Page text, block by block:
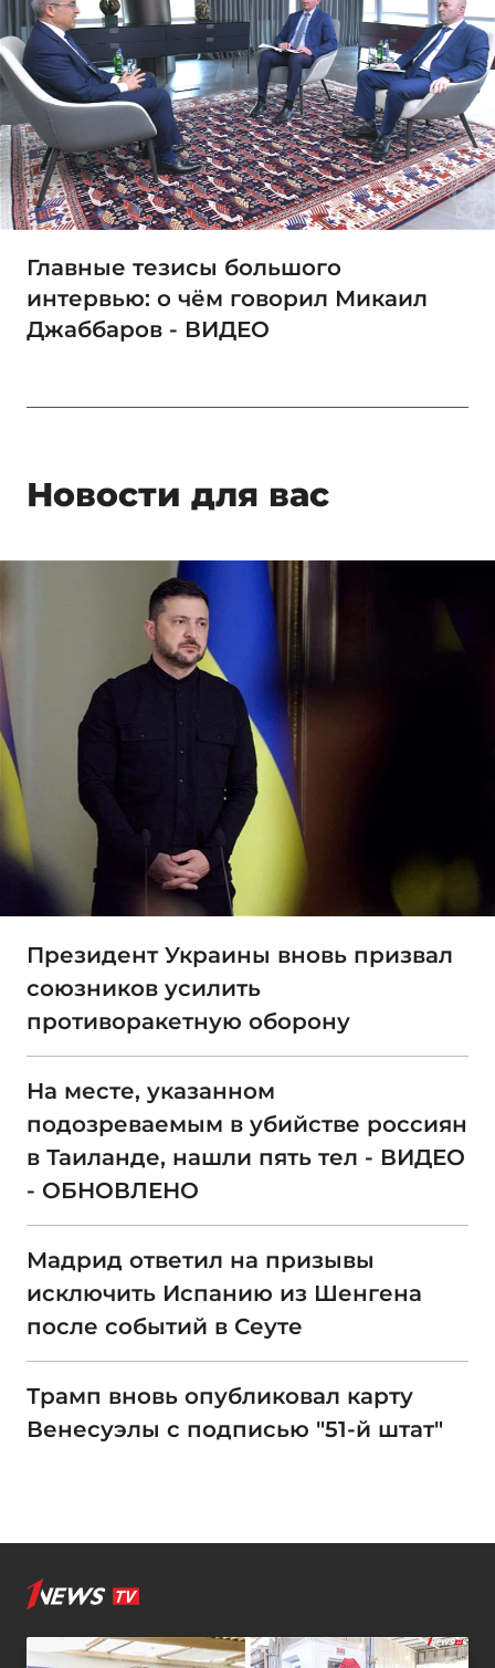
Главные тезисы большого
интервью: о чём говорил Микаил
Джаббаров - ВИДЕО
Новости для вас
Президент Украины вновь призвал
союзников усилить
противоракетную оборону
На месте, указанном
подозреваемым в убийстве россиян
в Таиланде, нашли пять тел - ВИДЕО
- ОБНОВЛЕНО
Мадрид ответил на призывы
исключить Испанию из Шенгена
после событий в Сеуте
Трамп вновь опубликовал карту
Венесуэлы с подписью "51-й штат"